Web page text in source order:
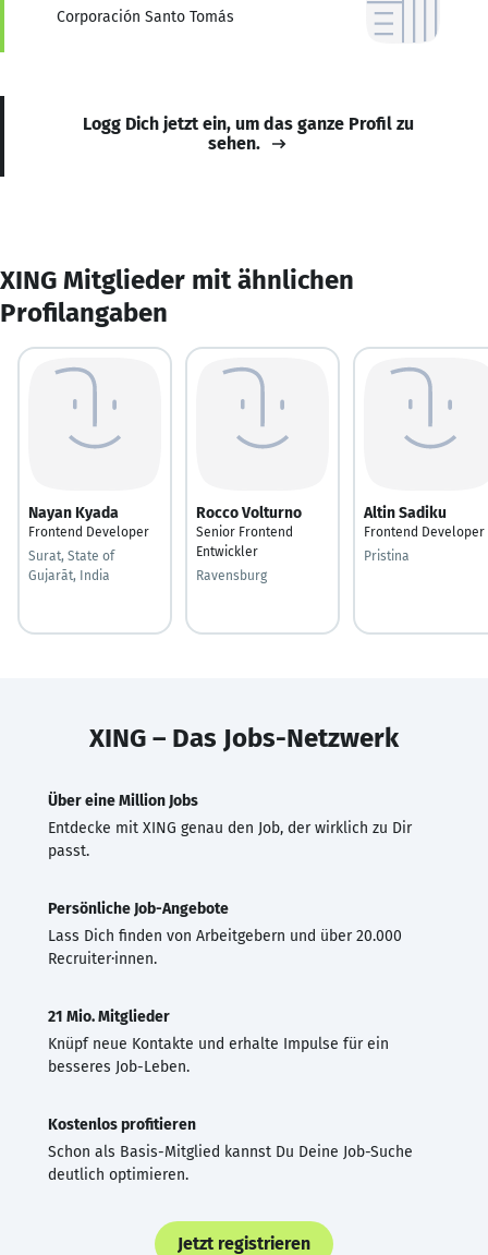
Corporación Santo Tomás
Logg Dich jetzt ein, um das ganze Profil zu
sehen.
XING Mitglieder mit ähnlichen
Profilangaben
Nayan Kyada
Frontend Developer
Surat, State of
Gujarāt, India
Rocco Volturno
Senior Frontend
Entwickler
Ravensburg
Altin Sadiku
Frontend Developer
Pristina
XING – Das Jobs-Netzwerk
Über eine Million Jobs
Entdecke mit XING genau den Job, der wirklich zu Dir
passt.
Persönliche Job-Angebote
Lass Dich finden von Arbeitgebern und über 20.000
Recruiter·innen.
21 Mio. Mitglieder
Knüpf neue Kontakte und erhalte Impulse für ein
besseres Job-Leben.
Kostenlos profitieren
Schon als Basis-Mitglied kannst Du Deine Job-Suche
deutlich optimieren.
Jetzt registrieren